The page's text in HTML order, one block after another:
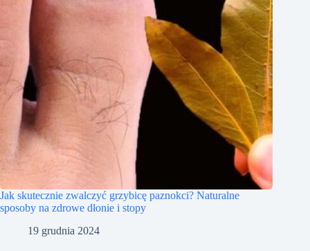
Jak skutecznie zwalczyć grzybicę paznokci? Naturalne
sposoby na zdrowe dłonie i stopy
19 grudnia 2024